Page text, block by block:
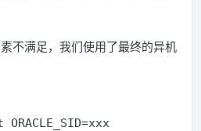
不满足，我们使用了最终的异机
ORACLE_SID=xxx